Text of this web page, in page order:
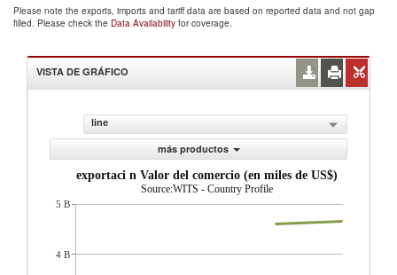
Please note the exports, imports and tariff data are based on reported data and not gap
filled. Please check the Data Availability for coverage.
VISTA DE GRÁFICO
line
más productos
exportaci n Valor del comercio (en miles de US$)
Source:WITS - Country Profile
5 B
4 B